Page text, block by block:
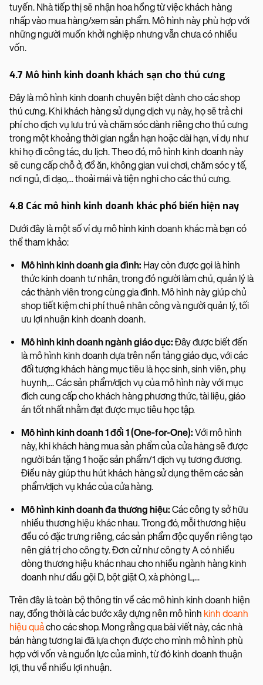
tuyến. Nhà tiếp thị sẽ nhận hoa hồng từ việc khách hàng
nhấp vào mua hàng/xem sản phẩm. Mô hình này phù hợp với
những người muốn khởi nghiệp nhưng vẫn chưa có nhiều
vốn.
4.7 Mô hình kinh doanh khách sạn cho thú cưng
Đây là mô hình kinh doanh chuyên biệt dành cho các shop
thú cưng. Khi khách hàng sử dụng dịch vụ này, họ sẽ trả chi
phí cho dịch vụ lưu trú và chăm sóc dành riêng cho thú cưng
trong một khoảng thời gian ngắn hạn hoặc dài hạn, ví dụ như
khi họ đi công tác, du lịch. Theo đó, mô hình kinh doanh này
sẽ cung cấp chỗ ở, đồ ăn, không gian vui chơi, chăm sóc y tế,
nơi ngủ, đi dạo,... thoải mái và tiện nghi cho các thú cưng.
4.8 Các mô hình kinh doanh khác phổ biến hiện nay
Dưới đây là một số ví dụ mô hình kinh doanh khác mà bạn có
thể tham khảo:
Mô hình kinh doanh gia đình: Hay còn được gọi là hình
thức kinh doanh tư nhân, trong đó người làm chủ, quản lý là
các thành viên trong cùng gia đình. Mô hình này giúp chủ
shop tiết kiệm chi phí thuê nhân công và người quản lý, tối
ưu lợi nhuận kinh doanh doanh.
Mô hình kinh doanh ngành giáo dục:Đây được biết đến
là mô hình kinh doanh dựa trên nền tảng giáo dục, với các
đối tượng khách hàng mục tiêu là học sinh, sinh viên, phụ
huynh,... Các sản phẩm/dịch vụ của mô hình này với mục
đích cung cấp cho khách hàng phương thức, tài liệu, giáo
án tốt nhất nhằm đạt được mục tiêu học tập.
Mô hình kinh doanh 1 đổi 1 (One-for-One): Với mô hình
này, khi khách hàng mua sản phẩm của cửa hàng sẽ được
người bán tặng 1 hoặc sản phẩm/1 dịch vụ tương đương.
Điều này giúp thu hút khách hàng sử dụng thêm các sản
phẩm/dịch vụ khác của cửa hàng.
Mô hình kinh doanh đa thương hiệu: Các công ty sở hữu
nhiều thương hiệu khác nhau. Trong đó, mỗi thương hiệu
đều có đặc trưng riêng, các sản phẩm độc quyền riêng tạo
nên giá trị cho công ty. Đơn cử như công ty A có nhiều
dòng thương hiệu khác nhau cho nhiều ngành hàng kinh
doanh như dầu gội D, bột giặt O, xà phòng L,...
Trên đây là toàn bộ thông tin về các mô hình kinh doanh hiện
nay, đồng thời là các bước xây dựng nên mô hình kinh doanh
hiệu quảcho các shop. Mong rằng qua bài viết này, các nhà
bán hàng tương lai đã lựa chọn được cho mình mô hình phù
hợp với vốn và nguồn lực của mình, từ đó kinh doanh thuận
lợi, thu về nhiều lợi nhuận.